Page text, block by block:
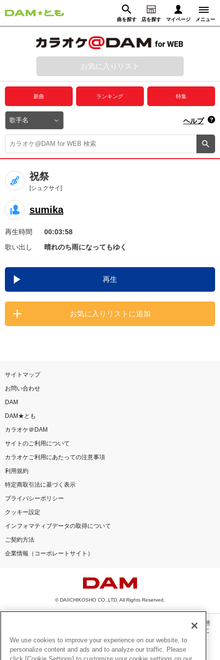
曲を探す 店を探す マイページ メニュー
動画からさがす 録音からさがす
ログイン
プレミアムサービス
DAM★とも動画
DAM★とも録音
カラオケ＠DAM
ユーザー検索
キャンペーン
お知らせ よくあるご質問
DAMの新曲・ランキングなど
カラオケ最新情報をチェック！
お気に入りリスト
新曲 ランキング 特集
ヘルプ
祝祭
[シュクサイ]
sumika
再生時間
00:03:58
歌い出し
晴れのち雨になってもゆく
再生
お気に入りリストに追加
サイトマップ
お問い合わせ
DAM
DAM★とも
カラオケ＠DAM
サイトのご利用について
カラオケご利用にあたっての注意事項
利用規約
特定商取引法に基づく表示
プライバシーポリシー
クッキー設定
インフォマティブデータの取得について
ご契約方法
企業情報（コーポレートサイト）
© DAIICHIKOSHO CO.,LTD. All Rights Reserved.
このサイトに掲載されている一切の文章・画像・写真・動画・音声等を、手段や形態
を問わず、著作権法の定める範囲を超えて無断で複製、転載、ファイル化などするこ
とを禁じます。
楽曲及びコンテンツは、機種によりご利用いただけない場合があります。
We use cookies to improve your experience on our website, to
personalize content and ads and to analyze our traffic. Please